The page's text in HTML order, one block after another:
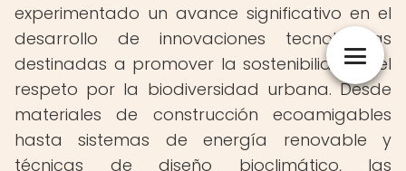
experimentado un avance significativo en el
desarrollo de innovaciones tecnológicas
destinadas a promover la sostenibilidad y el
respeto por la biodiversidad urbana. Desde
materiales de construcción ecoamigables
hasta sistemas de energía renovable y
técnicas de diseño bioclimático, las